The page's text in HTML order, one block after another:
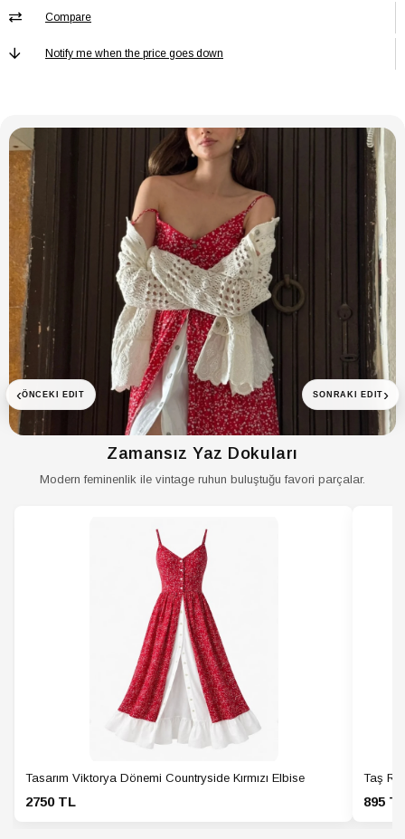
Compare
Notify me when the price goes down
‹ÖNCEKI EDIT
Zamansız Yaz Dokuları
Modern feminenlik ile vintage ruhun buluştuğu favori parçalar.
Tasarım Viktorya Dönemi Countryside Kırmızı Elbise
2750 TL
Taş
895
SONRAKI EDIT ›